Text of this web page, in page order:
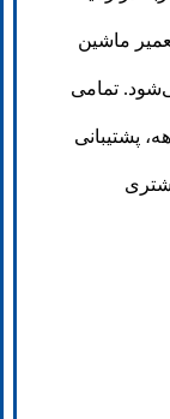
ماشین
تمامی
مجموعه شامل ضمانت کتبی ۶ ماهه، پشتیبانی